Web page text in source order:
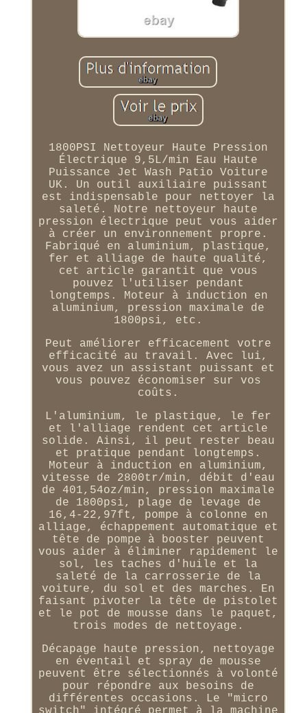
1800PSI Nettoyeur Haute Pression
Électrique 9,5L/min Eau Haute
Puissance Jet Wash Patio Voiture
UK. Un outil auxiliaire puissant
est indispensable pour nettoyer la
saleté. Notre nettoyeur haute
pression électrique peut vous aider
à créer un environnement propre.
Fabriqué en aluminium, plastique,
fer et alliage de haute qualité,
cet article garantit que vous
pouvez l'utiliser pendant
longtemps. Moteur à induction en
aluminium, pression maximale de
1800psi, etc.
Peut améliorer efficacement votre
efficacité au travail. Avec lui,
vous avez un assistant puissant et
vous pouvez économiser sur vos
coûts.
L'aluminium, le plastique, le fer
et l'alliage rendent cet article
solide. Ainsi, il peut rester beau
et pratique pendant longtemps.
Moteur à induction en aluminium,
vitesse de 2800tr/min, débit d'eau
de 401,54oz/min, pression maximale
de 1800psi, plage de levage de
16,4-22,97ft, pompe à colonne en
alliage, échappement automatique et
tête de pompe à booster peuvent
vous aider à éliminer rapidement le
sol, les taches d'huile et la
saleté de la carrosserie de la
voiture, du sol et des marches. En
faisant pivoter la tête de pistolet
et le pot de mousse dans le paquet,
trois modes de nettoyage.
Décapage haute pression, nettoyage
en éventail et spray de mousse
peuvent être sélectionnés à volonté
pour répondre aux besoins de
différentes occasions. Le "micro